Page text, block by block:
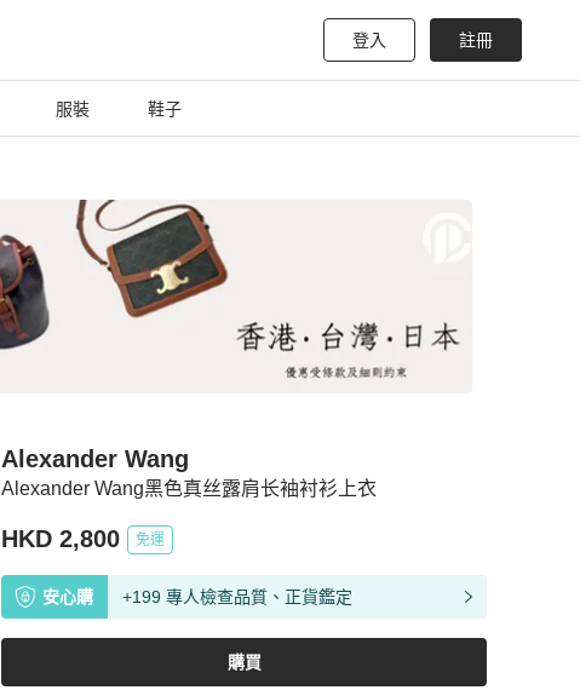
登入 註冊
服裝 鞋子
Alexander Wang黑色真丝露肩长袖衬衫上衣
Alexander Wang
HKD 2,800 免運
安心購 +199 專人檢查品質、正貨鑑定
購買